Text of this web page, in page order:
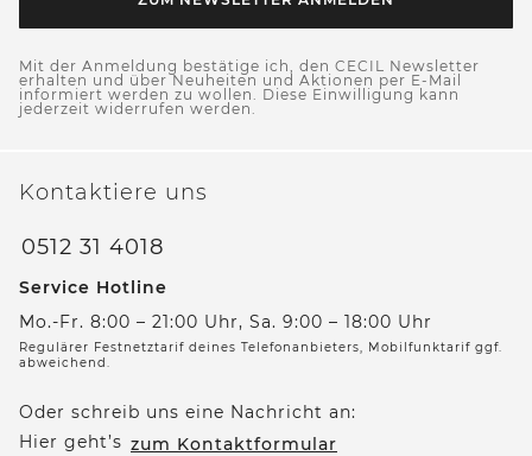
Mit der Anmeldung bestätige ich, den CECIL Newsletter
erhalten und über Neuheiten und Aktionen per E-Mail
informiert werden zu wollen. Diese Einwilligung kann
jederzeit widerrufen werden.
Kontaktiere uns
0512 31 4018
Service Hotline
Mo.-Fr. 8:00 – 21:00 Uhr, Sa. 9:00 – 18:00 Uhr
Regulärer Festnetztarif deines Telefonanbieters, Mobilfunktarif ggf.
abweichend.
Oder schreib uns eine Nachricht an:
Hier geht’s zum Kontaktformular